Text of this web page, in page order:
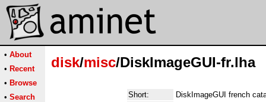
• About
• Recent
• Browse
• Search
disk/misc/DiskImageGUI-fr.lha
Short:
DiskImageGUI french